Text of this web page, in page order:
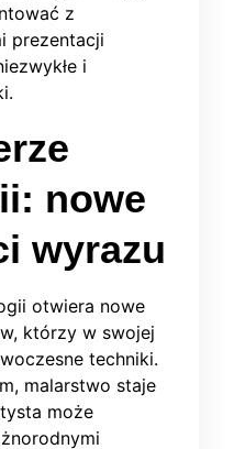
z
prezentacji
i
nowe
wyrazu
otwiera nowe
którzy w swojej
techniki.
malarstwo staje
może